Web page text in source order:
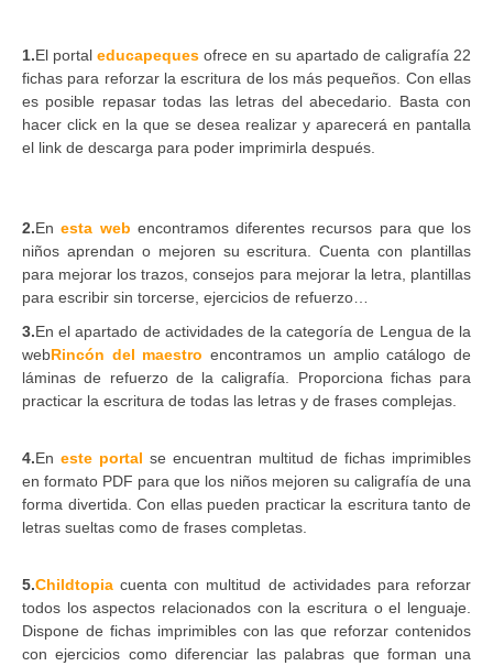
1.El portaleducapeques ofrece en su apartado de caligrafía 22
fichas para reforzar la escritura de los más pequeños. Con ellas
es posible repasar todas las letras del abecedario. Basta con
hacer click en la que se desea realizar y aparecerá en pantalla
el link de descarga para poder imprimirla después.
2.En esta web encontramos diferentes recursos para que los
niños aprendan o mejoren su escritura. Cuenta con plantillas
para mejorar los trazos, consejos para mejorar la letra, plantillas
para escribir sin torcerse, ejercicios de refuerzo…
3.En el apartado de actividades de la categoría de Lengua de la
webRincón del maestro encontramos un amplio catálogo de
láminas de refuerzo de la caligrafía. Proporciona fichas para
practicar la escritura de todas las letras y de frases complejas.
4.En este portal se encuentran multitud de fichas imprimibles
en formato PDF para que los niños mejoren su caligrafía de una
forma divertida. Con ellas pueden practicar la escritura tanto de
letras sueltas como de frases completas.
5.Childtopia cuenta con multitud de actividades para reforzar
todos los aspectos relacionados con la escritura o el lenguaje.
Dispone de fichas imprimibles con las que reforzar contenidos
con ejercicios como diferenciar las palabras que forman una